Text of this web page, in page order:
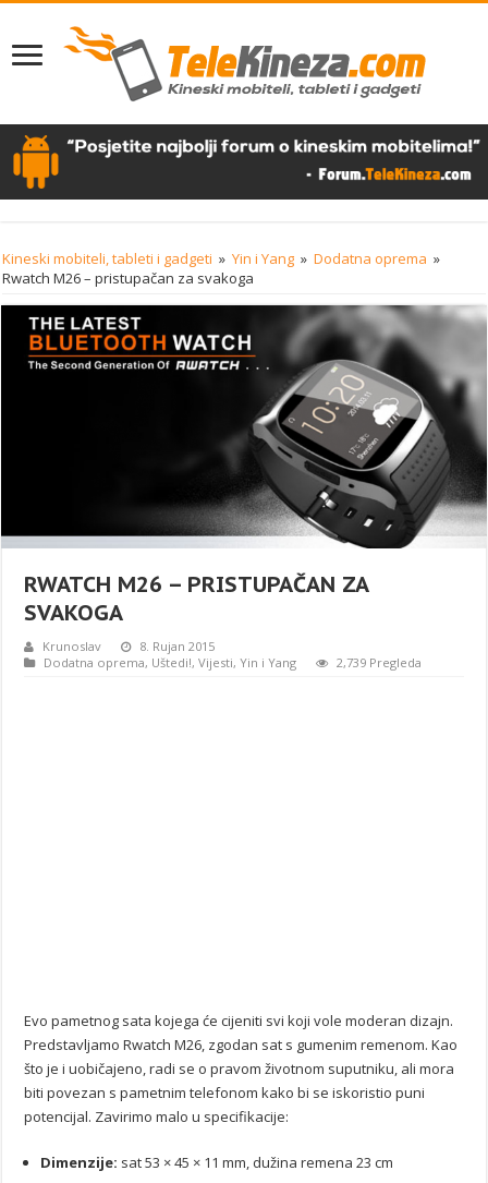
Kineski mobiteli, tableti i gadgeti » Yin i Yang » Dodatna oprema »
Rwatch M26 – pristupačan za svakoga
RWATCH M26 – PRISTUPAČAN ZA
SVAKOGA
Krunoslav
8. Rujan 2015
Dodatna oprema, Uštedi!,Vijesti,Yin i Yang 2,739 Pregleda
Evo pametnog sata kojega će cijeniti svi koji vole moderan dizajn.
Predstavljamo Rwatch M26, zgodan sat s gumenim remenom. Kao
što je i uobičajeno, radi se o pravom životnom suputniku, ali mora
biti povezan s pametnim telefonom kako bi se iskoristio puni
potencijal. Zavirimo malo u specifikacije:
Dimenzije: sat 53 × 45 × 11 mm, dužina remena 23 cm